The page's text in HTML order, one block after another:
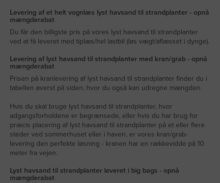
Levering af et helt vognlæs lyst havsand til strandplanter - opnå
mængderabat
Du får den billigste pris på vores lyst havsand til strandplanter
ved at få leveret med tiplæs/hel lastbil (løs vægt/aflæsset i dynge).
Levering af lyst havsand til strandplanter med kran/grab - opnå
mængderabat
Prisen på kranlevering af lyst havsand til strandplanter finder du i
tabellen øverst på siden, hvor du også kan udregne mængden.
Hvis du skal bruge lyst havsand til strandplanter, hvor
adgangsforholdene er begrænsede, eller hvis du har brug for
præcis placering af lyst havsand til strandplanter på et eller flere
steder ved sommerhuset eller i haven, er vores kran/grab-
levering den perfekte løsning - kranen har en rækkevidde på 10
meter fra vejen.
Lyst havsand til strandplanter leveret i big bags - opnå
mængderabat